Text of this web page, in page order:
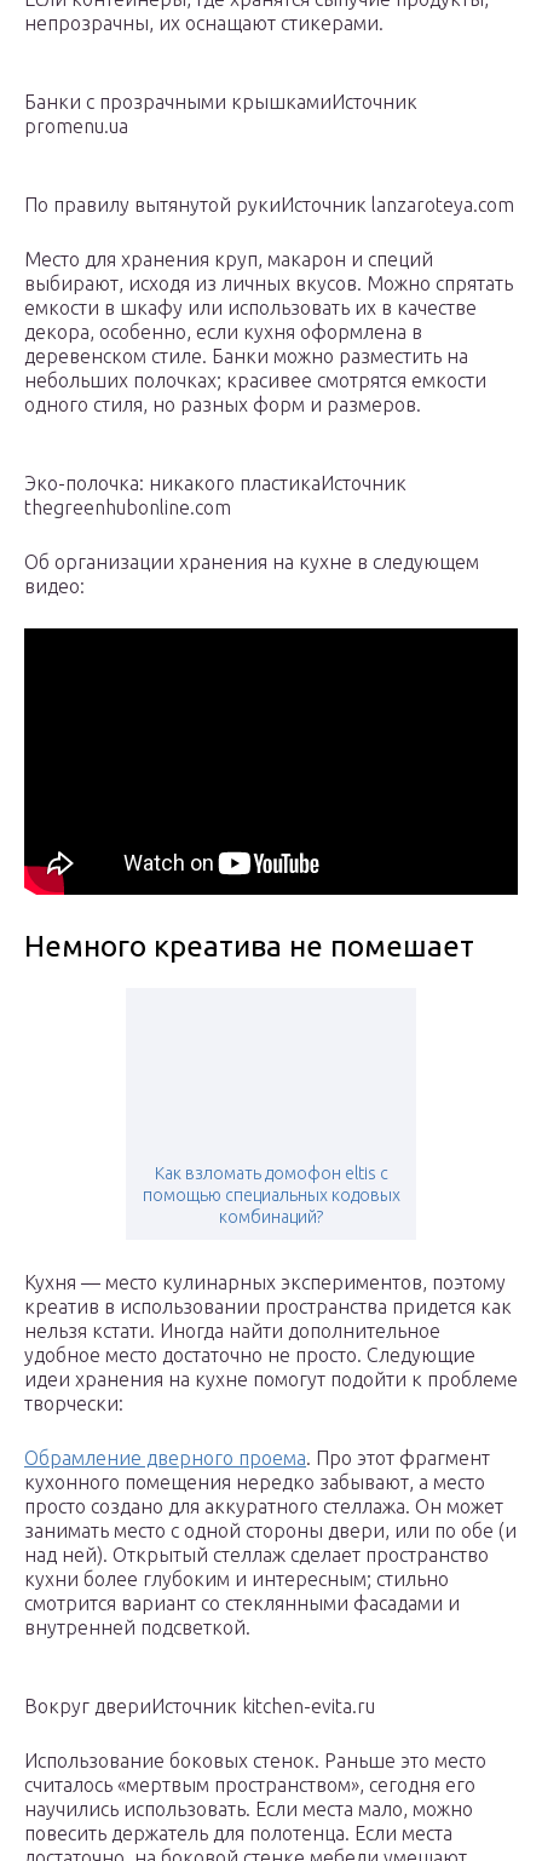
непрозрачны, их оснащают стикерами.
Банки с прозрачными крышкамиИсточник
promenu.ua
По правилу вытянутой рукиИсточник lanzaroteya.com
Место для хранения круп, макарон и специй
выбирают, исходя из личных вкусов. Можно спрятать
емкости в шкафу или использовать их в качестве
декора, особенно, если кухня оформлена в
деревенском стиле. Банки можно разместить на
небольших полочках; красивее смотрятся емкости
одного стиля, но разных форм и размеров.
Эко-полочка: никакого пластикаИсточник
thegreenhubonline.com
Об организации хранения на кухне в следующем
видео:
Немного креатива не помешает
Как взломать домофон eltis с
помощью специальных кодовых
комбинаций?
Кухня — место кулинарных экспериментов, поэтому
креатив в использовании пространства придется как
нельзя кстати. Иногда найти дополнительное
удобное место достаточно не просто. Следующие
идеи хранения на кухне помогут подойти к проблеме
творчески:
Обрамление дверного проема. Про этот фрагмент
кухонного помещения нередко забывают, а место
просто создано для аккуратного стеллажа. Он может
занимать место с одной стороны двери, или по обе (и
над ней). Открытый стеллаж сделает пространство
кухни более глубоким и интересным; стильно
смотрится вариант со стеклянными фасадами и
внутренней подсветкой.
Вокруг двериИсточник kitchen-evita.ru
Использование боковых стенок. Раньше это место
считалось «мертвым пространством», сегодня его
научились использовать. Если места мало, можно
повесить держатель для полотенца. Если места